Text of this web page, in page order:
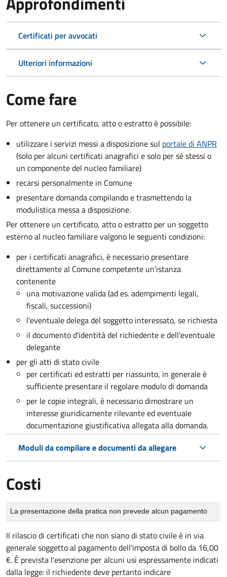
Certificati per avvocati
Ulteriori informazioni
Come fare
Per ottenere un certificato, atto o estratto è possibile:
utilizzare i servizi messi a disposizione sul portale di ANPR
(solo per alcuni certificati anagrafici e solo per sé stessi o
un componente del nucleo familiare)
recarsi personalmente in Comune
presentare domanda compilando e trasmettendo la
modulistica messa a disposizione.
Per ottenere un certificato, atto o estratto per un soggetto
esterno al nucleo familiare valgono le seguenti condizioni:
per i certificati anagrafici, è necessario presentare
direttamente al Comune competente un'istanza
contenente
una motivazione valida (ad es. adempimenti legali,
fiscali, successioni)
l'eventuale delega del soggetto interessato, se richiesta
il documento d'identità del richiedente e dell'eventuale
delegante
per gli atti di stato civile
per certificati ed estratti per riassunto, in generale è
sufficiente presentare il regolare modulo di domanda
per le copie integrali, è necessario dimostrare un
interesse giuridicamente rilevante ed eventuale
documentazione giustificativa allegata alla domanda.
Moduli da compilare e documenti da allegare
Costi
La presentazione della pratica non prevede alcun pagamento
Il rilascio di certificati che non siano di stato civile è in via
generale soggetto al pagamento dell'imposta di bollo da 16,00
€. É prevista l'esenzione per alcuni usi espressamente indicati
dalla legge: il richiedente deve pertanto indicare